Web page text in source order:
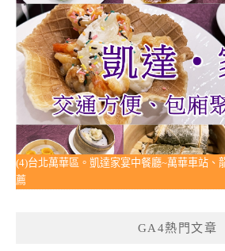
(4)台北萬華區。凱達家宴中餐廳~萬華車站、
薦
GA4熱門文章